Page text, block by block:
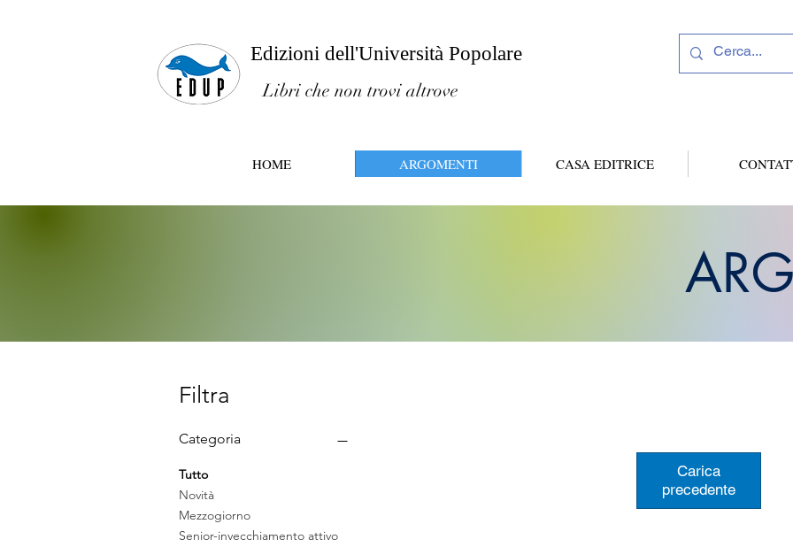
Edizioni dell'Università Popolare
Libri che non trovi altrove
HOME ARGOMENTI CASA EDITRICE
Filtra
Categoria
Tutto
Novità
Mezzogiorno
Senior-invecchiamento attivo
Carica
precedente